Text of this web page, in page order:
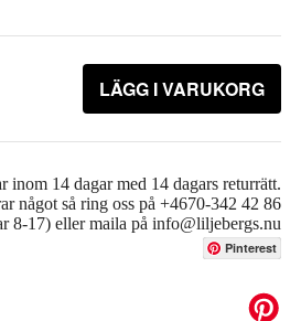
LÄGG I VARUKORG
inom 14 dagar med 14 dagars returrätt.
något så ring oss på +4670-342 42 86
8-17) eller maila på info@liljebergs.nu
Pinterest